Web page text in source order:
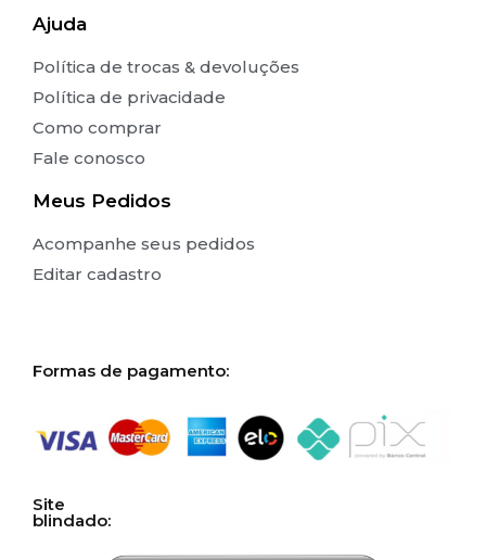
Ajuda
Política de trocas & devoluções
Política de privacidade
Como comprar
Fale conosco
Meus Pedidos
Acompanhe seus pedidos
Editar cadastro
Formas de pagamento:
Site
blindado: